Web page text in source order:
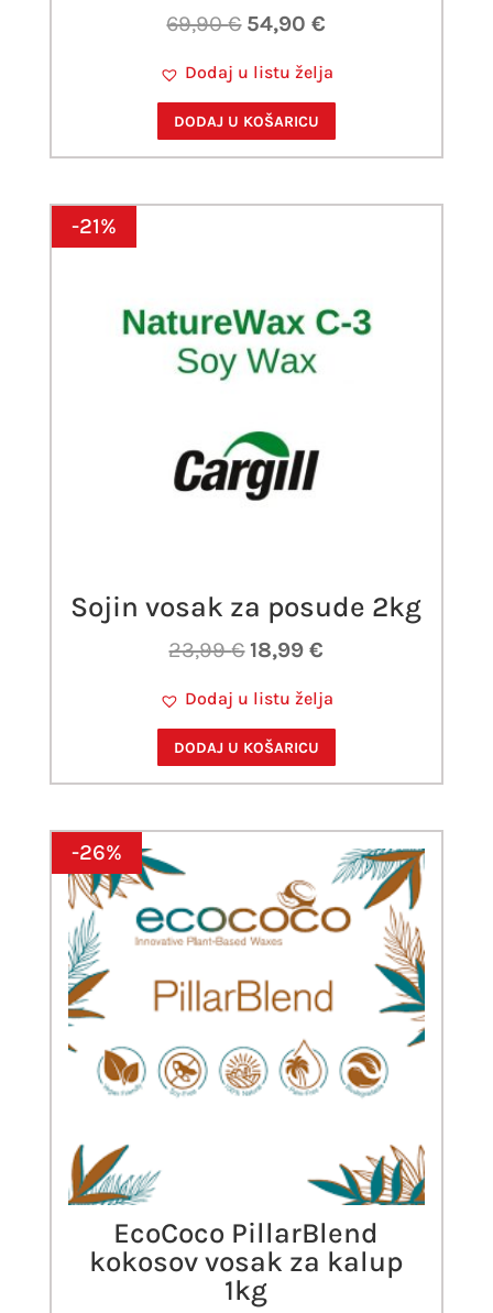
69,90€ Izvorna
bila
je:
69,90 €.
54,90€
je:
54,90 €.
Dodaj u listu želja
DODAJ U KOŠARICU
-21%
Sojin vosak za posude 2kg
23,99€Izvorna
bila
je:
23,99 €.
18,99€
je:
18,99 €.
Dodaj u listu želja
DODAJ U KOŠARICU
-26%
EcoCoco PillarBlend
kokosov vosak za kalup
1kg